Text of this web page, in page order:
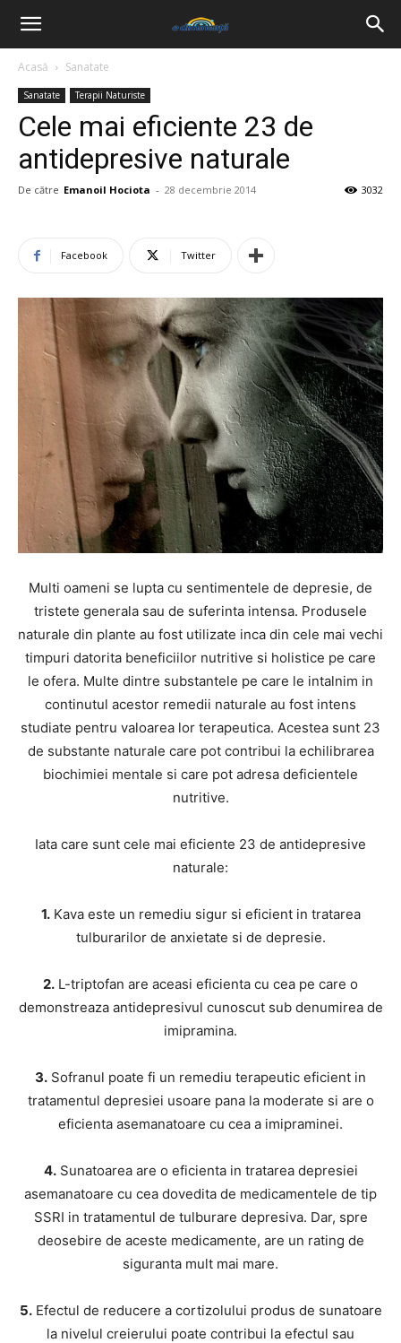
Acasă Sanatate
Sanatate Terapii Naturiste
Cele mai eficiente 23 de
antidepresive naturale
De către Emanoil Hociota - 28 decembrie 2014 3032
Facebook Twitter
Multi oameni se lupta cu sentimentele de depresie, de
tristete generala sau de suferinta intensa. Produsele
naturale din plante au fost utilizate inca din cele mai vechi
timpuri datorita beneficiilor nutritive si holistice pe care
le ofera. Multe dintre substantele pe care le intalnim in
continutul acestor remedii naturale au fost intens
studiate pentru valoarea lor terapeutica. Acestea sunt 23
de substante naturale care pot contribui la echilibrarea
biochimiei mentale si care pot adresa deficientele
nutritive.
Iata care sunt cele mai eficiente 23 de antidepresive
naturale:
1.Kava este un remediu sigur si eficient in tratarea
tulburarilor de anxietate si de depresie.
2. L-triptofan are aceasi eficienta cu cea pe care o
demonstreaza antidepresivul cunoscut sub denumirea de
imipramina.
3. Sofranul poate fi un remediu terapeutic eficient in
tratamentul depresiei usoare pana la moderate si are o
eficienta asemanatoare cu cea a imipraminei.
4.Sunatoarea are o eficienta in tratarea depresiei
asemanatoare cu cea dovedita de medicamentele de tip
SSRI in tratamentul de tulburare depresiva. Dar, spre
deosebire de aceste medicamente, are un rating de
siguranta mult mai mare.
5.Efectul de reducere a cortizolului produs de sunatoare
la nivelul creierului poate contribui la efectul sau